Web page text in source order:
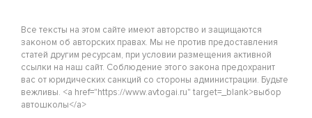
Все тексты на этом сайте имеют авторство и защищаются
законом об авторских правах. Мы не против предоставления
статей другим ресурсам, при условии размещения активной
ссылки на наш сайт. Соблюдение этого закона предохранит
вас от юридических санкций со стороны администрации. Будьте
вежливы. <a href="https://www.avtogai.ru" target=_blank>выбор
автошколы</a>